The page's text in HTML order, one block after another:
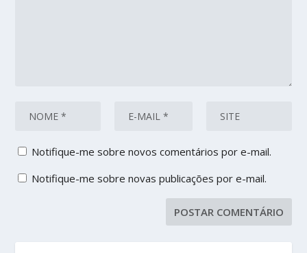
Notifique-me sobre novos comentários por e-mail.
Notifique-me sobre novas publicações por e-mail.